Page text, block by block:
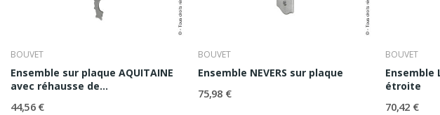
BOUVET
Ensemble sur plaque AQUITAINE
avec réhausse de...
44,56 €
BOUVET
Ensemble NEVERS sur plaque
75,98 €
BOUVET
Ensemble
étroite
70,42 €